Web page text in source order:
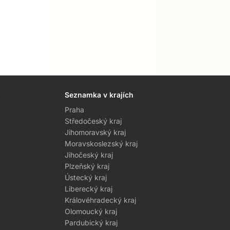
Seznamka v krajích
Praha
Středočeský kraj
Jihomoravský kraj
Moravskoslezský kraj
Jihočeský kraj
Plzeňský kraj
Ústecký kraj
Liberecký kraj
Královéhradecký kraj
Olomoucký kraj
Pardubický kraj